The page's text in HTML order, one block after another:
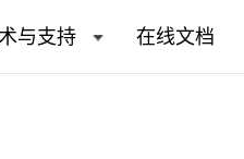
与支持 在线文档